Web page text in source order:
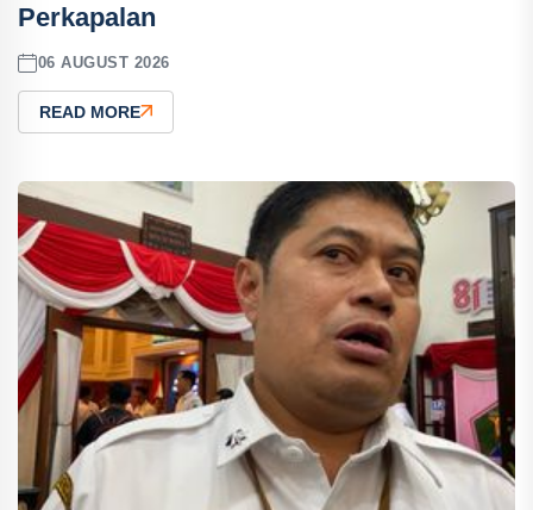
Perkapalan
06 AUGUST 2026
READ MORE